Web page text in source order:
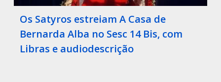
Os Satyros estreiam A Casa de
Bernarda Alba no Sesc 14 Bis, com
Libras e audiodescrição